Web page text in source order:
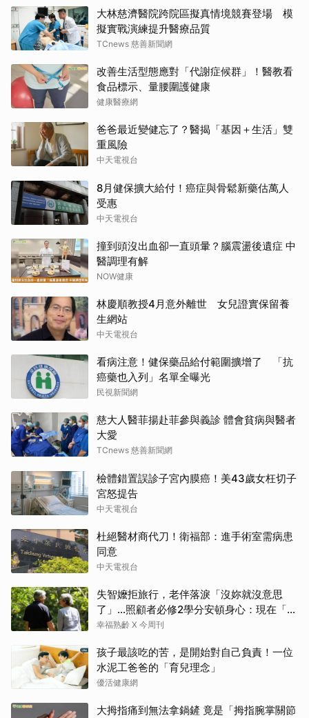
大林慈濟醫院跨院區擬真情境競賽登場 模
擬實戰演練提升醫療品質
TCnews 慈善新聞網
改善生活型態應對「代謝症候群」！醫教看
食品標示、量腰圍護健康
健康醫療網
爸爸最近變健忘了？醫揭「基因＋生活」雙
重風險
中天電視台
8月健保擴大給付！癌症與骨鬆新藥估萬人
受惠
中天電視台
撞到頭沒出血卻一直頭暈？腦震盪後遺症 中
醫調理有解
NOW健康
林慶順教授4月意外離世 女兒證實保留養
生網站
中天電視台
看病注意！健保藥品給付範圍擴增了 「抗
癌藥也入列」名單全曝光
民視新聞網
慈大人醫菲揚赴菲參與義診 體會貧病與醫者
大愛
TCnews 慈善新聞網
檢體錯置誤診子宮內膜癌！美43歲女枉切子
宮怒提告
中天電視台
杜絕醫材商代刀！衛福部：進手術室需病患
同意
中天電視台
失智嬤拒旅行，老伴落淚「沒妳就沒意思
了」…照顧者必修2學分安頓身心：現在「這
樣」就好了
幸福熟齡 X 今周刊
孩子最該吃的苦，是開始對自己負責！一位
水泥工爸爸的「育兒理念」
優活健康網
大拇指痛到無法拿鍋鏟 竟是「拇指腕掌關節